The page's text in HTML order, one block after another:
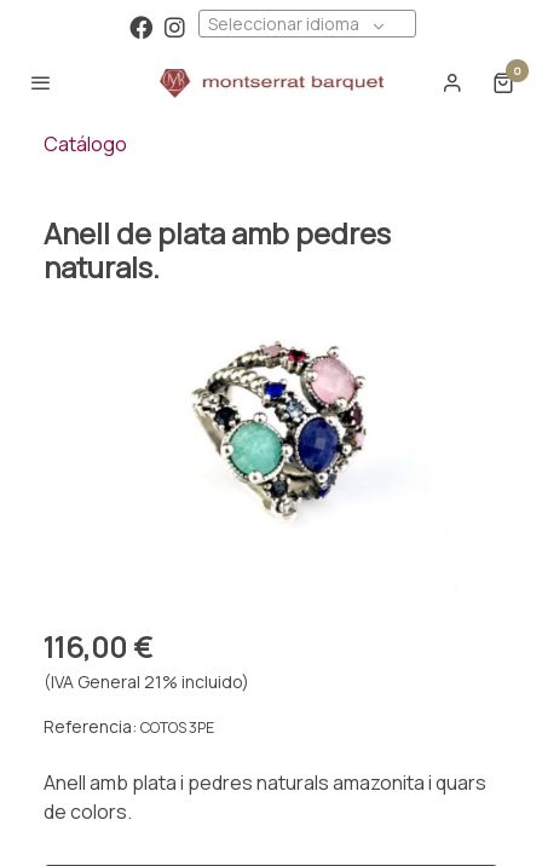
Seleccionar idioma
0
Catálogo
Anell de plata amb pedres
naturals.
116,00 €
(IVA General 21% incluido)
Referencia: COTOS 3PE
Anell amb plata i pedres naturals amazonita i quars
de colors.